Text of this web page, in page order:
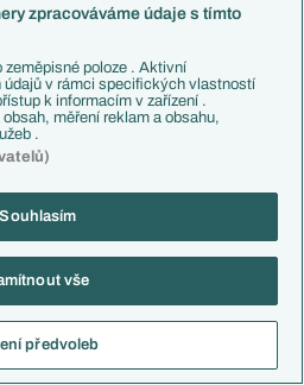
registrovaní uživatelé.
registrovaní uživatelé. Jste-li již
můžete
zpracováváme údaje s tímto
zeměpisné poloze . Aktivní
v rámci specifických vlastností
k informacím v zařízení .
měření reklam a obsahu,
.
Souhlasím
vše
předvoleb